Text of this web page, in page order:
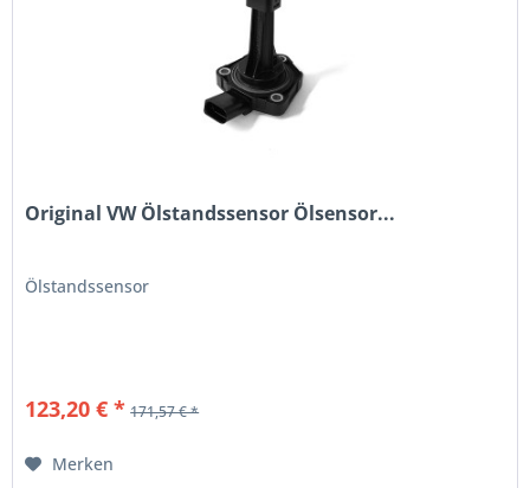
Original VW Ölstandssensor Ölsensor...
Ölstandssensor
123,20 € * 171,57 € *
Merken